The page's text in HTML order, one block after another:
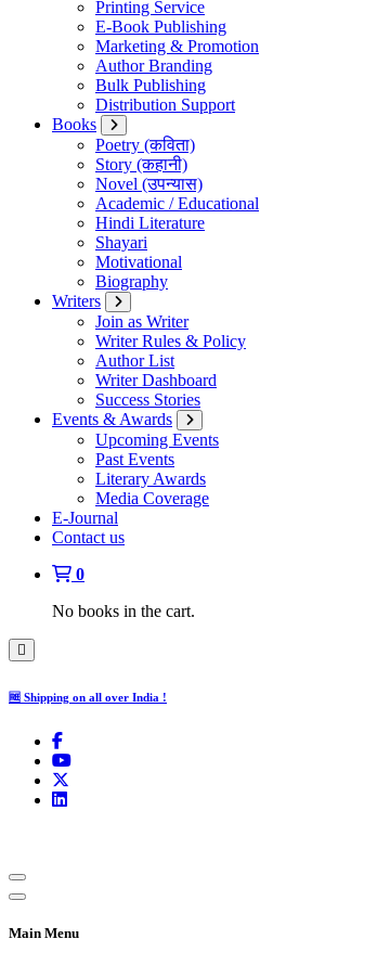
Printing Service
E-Book Publishing
Marketing & Promotion
Author Branding
Bulk Publishing
Distribution Support
Books
Poetry (कविता)
Story (कहानी)
Novel (उपन्यास)
Academic / Educational
Hindi Literature
Shayari
Motivational
Biography
Writers
Join as Writer
Writer Rules & Policy
Author List
Writer Dashboard
Success Stories
Events & Awards
Upcoming Events
Past Events
Literary Awards
Media Coverage
E-Journal
Contact us
0
No books in the cart.
🆓 Shipping on all over India !
Main Menu